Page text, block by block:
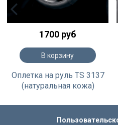
1700 руб
В корзину
Оплетка на руль TS 3137
(натуральная кожа)